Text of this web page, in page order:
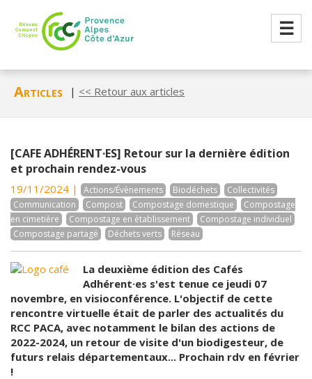
☰
Articles | << Retour aux articles
[CAFE ADHÉRENT·ES] Retour sur la dernière édition
et prochain rendez-vous
19/11/2024 | Actions/Évènements Biodéchets
Collectivités
Communication
Compost Compostage domestique
Compostage
en cimetière
Compostage en établissement
Compostage individuel
Compostage partagé
Déchets verts Réseau
La deuxième édition des Cafés
Adhérent·es s'est tenue ce jeudi 07
novembre, en visioconférence. L'objectif de cette
rencontre virtuelle était de parler des actualités du
RCC PACA, avec notamment le bilan des actions de
2022-2024, un retour de visite d'un biodigesteur, de
futurs relais départementaux... Prochain rdv en février
!